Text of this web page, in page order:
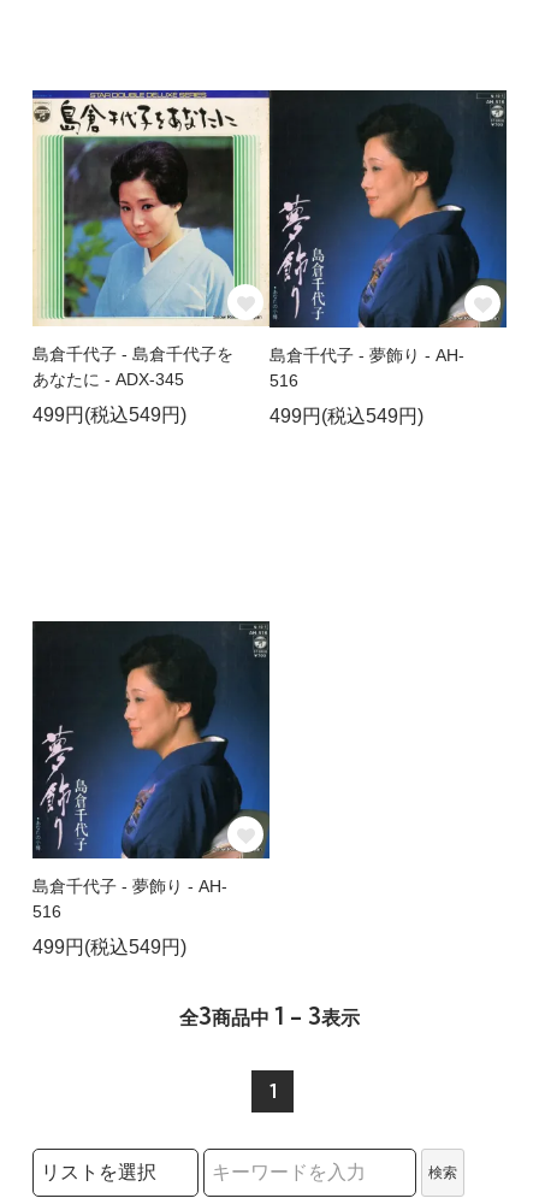
島倉千代子 - 島倉千代子を
あなたに - ADX-345
499円(税込549円)
島倉千代子 - 夢飾り - AH-
516
499円(税込549円)
島倉千代子 - 夢飾り - AH-
516
499円(税込549円)
全3商品中 1 - 3表示
1
検索リストの選択
検索